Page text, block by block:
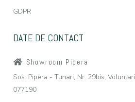
GDPR
DATE DE CONTACT
Showroom Pipera
Sos. Pipera - Tunari, Nr. 29bis,
077190